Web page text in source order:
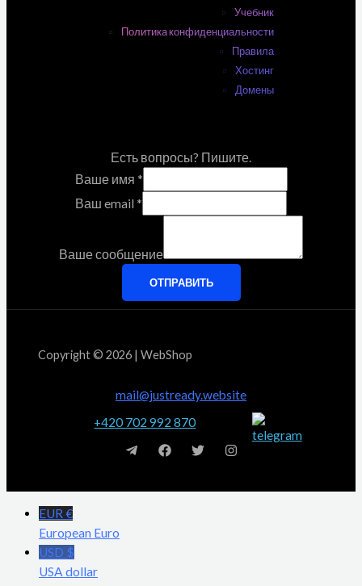
Учебник
Политика конфиденциальности
Правила
Хостинг
Домены
Есть вопросы? Пишите.
Ваше имя *
Ваш email *
Ваше сообщение
ОТПРАВИТЬ
Copyright © 2026 | WebShop
mail@justready.website
+420 702 992 870
EUR €
European Euro
USD $
USA dollar